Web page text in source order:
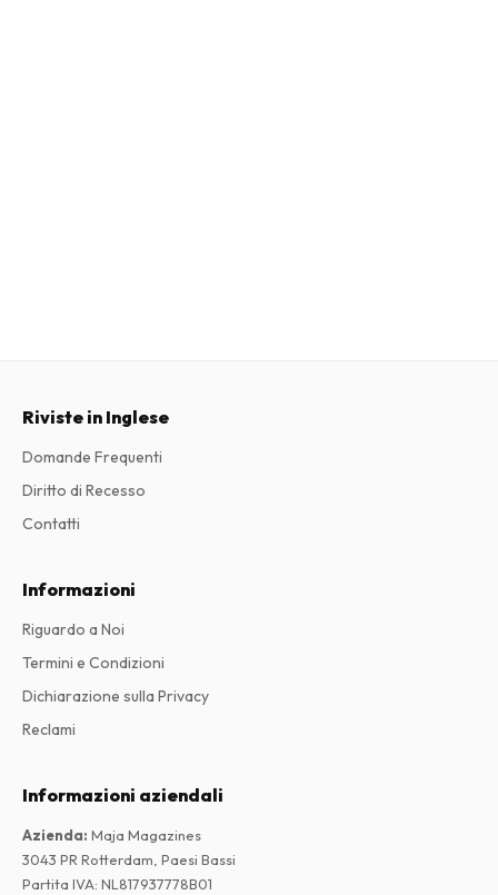
Riviste in Inglese
Domande Frequenti
Diritto di Recesso
Contatti
Informazioni
Riguardo a Noi
Termini e Condizioni
Dichiarazione sulla Privacy
Reclami
Informazioni aziendali
Azienda: Maja Magazines
3043 PR Rotterdam, Paesi Bassi
Partita IVA: NL817937778B01